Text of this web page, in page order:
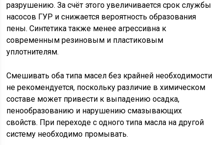
разрушению. За счёт этого увеличивается срок службы
насосов ГУР и снижается вероятность образования
пены. Синтетика также менее агрессивна к
современным резиновым и пластиковым
уплотнителям.
Смешивать оба типа масел без крайней необходимости
не рекомендуется, поскольку различие в химическом
составе может привести к выпадению осадка,
пенообразованию и нарушению смазывающих
свойств. При переходе с одного типа масла на другой
систему необходимо промывать.